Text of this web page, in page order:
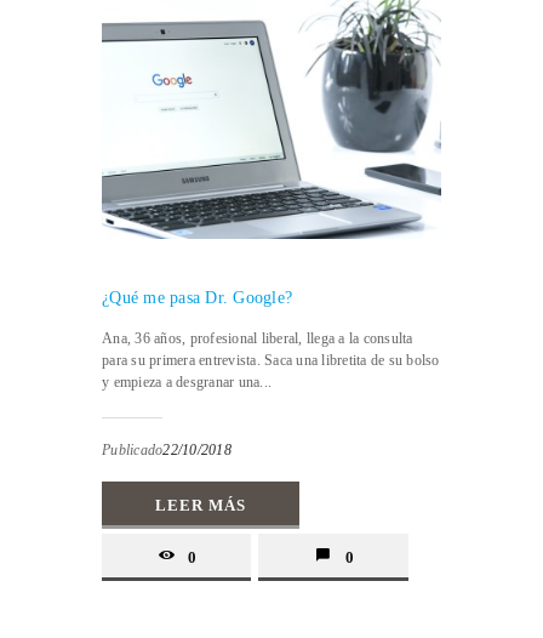
¿Qué me pasa Dr. Google?
Ana, 36 años, profesional liberal, llega a la consulta
para su primera entrevista. Saca una libretita de su bolso
y empieza a desgranar una...
Publicado22/10/2018
LEER MÁS
0 0